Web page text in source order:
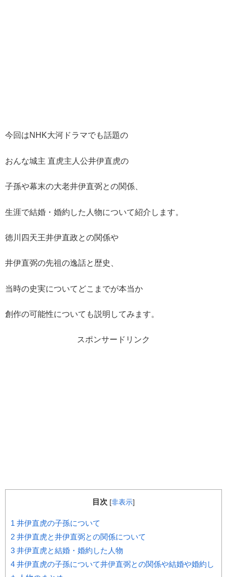
今回はNHK大河ドラマでも話題の
おんな城主 直虎主人公井伊直虎の
子孫や幕末の大老井伊直弼との関係、
生涯で結婚・婚約した人物について紹介します。
徳川四天王井伊直政との関係や
井伊直弼の先祖の逸話と歴史、
当時の史実についてどこまでが本当か
創作の可能性についても説明してみます。
スポンサードリンク
目次 [非表示]
1 井伊直虎の子孫について
2 井伊直虎と井伊直弼との関係について
3 井伊直虎と結婚・婚約した人物
4 井伊直虎の子孫について井伊直弼との関係や結婚や婚約し